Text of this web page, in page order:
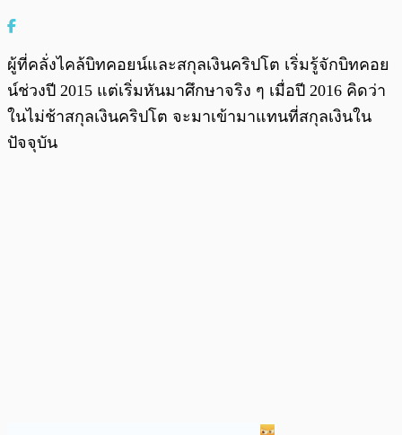
ผู้ที่คลั่งไคล้บิทคอยน์และสกุลเงินคริปโต เริ่มรู้จักบิทคอย
น์ช่วงปี 2015 แต่เริ่มหันมาศึกษาจริง ๆ เมื่อปี 2016 คิดว่า
ในไม่ช้าสกุลเงินคริปโต จะมาเข้ามาแทนที่สกุลเงินใน
ปัจจุบัน